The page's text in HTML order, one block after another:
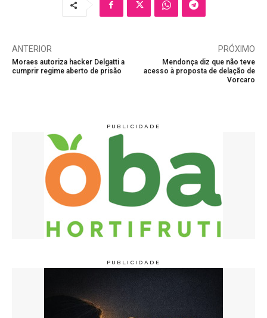
ANTERIOR
Moraes autoriza hacker Delgatti a
cumprir regime aberto de prisão
PRÓXIMO
Mendonça diz que não teve
acesso à proposta de delação de
Vorcaro